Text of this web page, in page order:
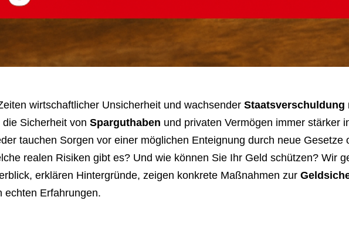
wirtschaftlicher Unsicherheit und wachsender Staatsverschuldung
die Sicherheit von Sparguthaben und privaten Vermögen immer stärker
tauchen Sorgen vor einer möglichen Enteignung durch neue Gesetze
realen Risiken gibt es? Und wie können Sie Ihr Geld schützen? Wir
erklären Hintergründe, zeigen konkrete Maßnahmen zur
echten Erfahrungen.